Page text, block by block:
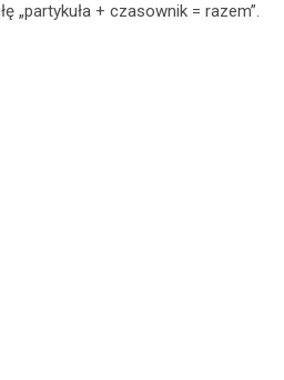
„partykuła + czasownik = razem”.